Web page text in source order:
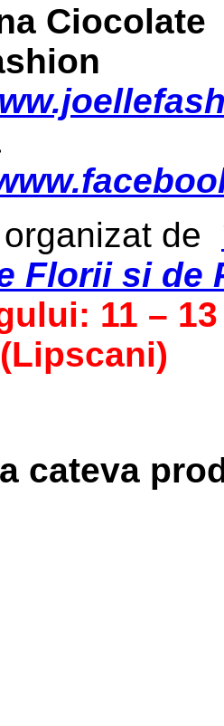
de
Florii si de
11 –
cateva